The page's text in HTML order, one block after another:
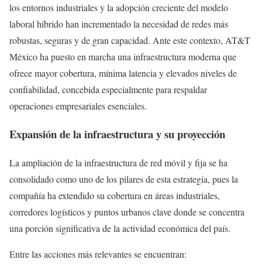
los entornos industriales y la adopción creciente del modelo
laboral híbrido han incrementado la necesidad de redes más
robustas, seguras y de gran capacidad. Ante este contexto, AT&T
México ha puesto en marcha una infraestructura moderna que
ofrece mayor cobertura, mínima latencia y elevados niveles de
confiabilidad, concebida especialmente para respaldar
operaciones empresariales esenciales.
Expansión de la infraestructura y su proyección
La ampliación de la infraestructura de red móvil y fija se ha
consolidado como uno de los pilares de esta estrategia, pues la
compañía ha extendido su cobertura en áreas industriales,
corredores logísticos y puntos urbanos clave donde se concentra
una porción significativa de la actividad económica del país.
Entre las acciones más relevantes se encuentran: